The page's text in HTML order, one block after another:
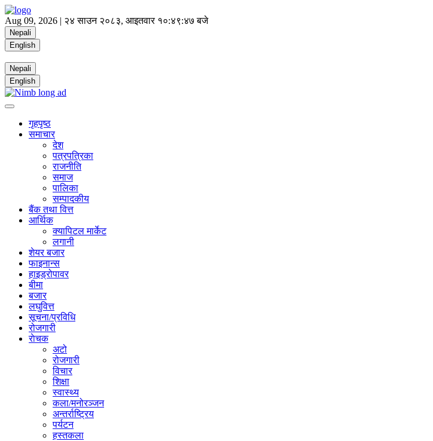
Aug 09, 2026 | २४ साउन २०८३, आइतवार १०:४९:४८ बजे
Nepali
English
Nepali
English
गृहपृष्ठ
समाचार
देश
पत्रपत्रिका
राजनीति
समाज
पालिका
सम्पादकीय
बैंक तथा वित्त
आर्थिक
क्यापिटल मार्केट
लगानी
शेयर बजार
फाइनान्स
हाइड्रोपावर
बीमा
बजार
लघुवित्त
सूचना/प्रविधि
रोजगारी
राेचक
अटो
रोजगारी
विचार
शिक्षा
स्वास्थ्य
कला/मनोरञ्जन
अन्तर्राष्ट्रिय
पर्यटन
हस्तकला